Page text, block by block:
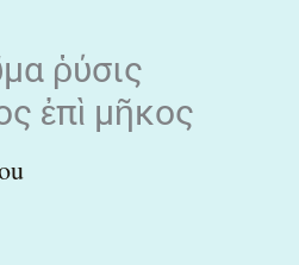
ῥύσις
ἐπὶ μῆκος